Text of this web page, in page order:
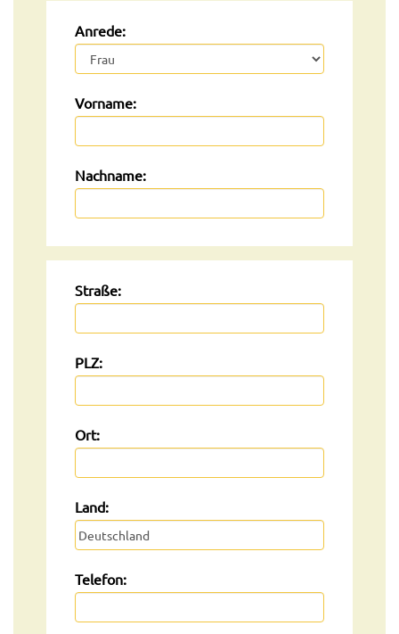
Anrede:
Vorname:
Nachname:
Straße:
PLZ:
Ort:
Land:
Telefon: